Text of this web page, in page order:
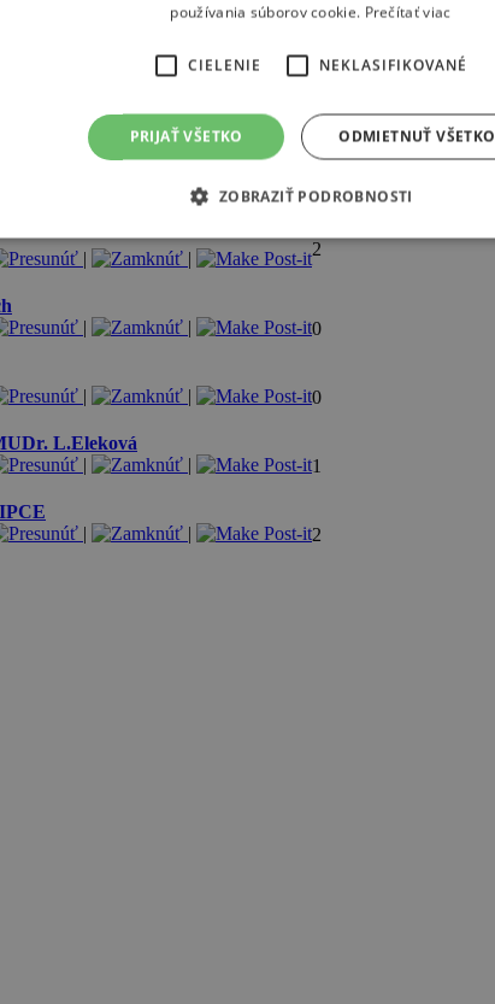
Odpovede
| | 2
| | 0
| | 0
L.Eleková
| | 1
| | 2
používania súborov cookie. Prečítať viac
CIELENIE NEKLASIFIKOVANÉ
PRIJAŤ VŠETKO ODMIETNUŤ VŠETKO
ZOBRAZIŤ PODROBNOSTI